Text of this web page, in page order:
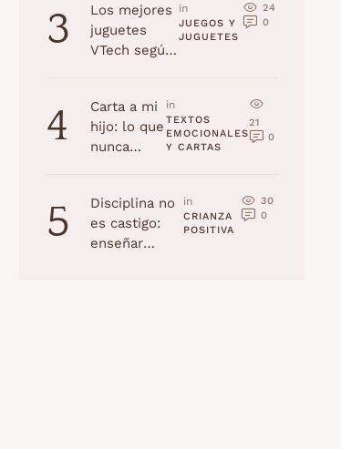
3
Los mejores
juguetes
VTech según
2025)
in
JUEGOS Y
JUGUETES
24
0
4
Carta a mi
hijo: lo que
nunca
jamás
olvidaré
in
TEXTOS
EMOCIONALES
Y CARTAS
21
0
5
Disciplina no
es castigo:
enseñar
in
CRIANZA
POSITIVA
30
0